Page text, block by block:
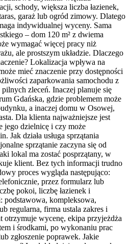
schody, większa liczba łazienek,
garaż lub ogród zimowy. Dlatego
indywidualnej wyceny. Sama
– dom 120 m² z dwiema
wymagać więcej pracy niż
ale prostszym układzie. Dlaczego
Lokalizacja wpływa na
mieć znaczenie przy dostępności
zaparkowania samochodu z
pilnych zleceń. Inaczej planuje się
Gdańska, gdzie problemem może
a inaczej domu w Osowej,
Dla klienta najważniejsze jest
jego dzielnicę i czy może
Jak działa usługa sprzątania
sprzątanie zaczyna się od
lokal ma zostać posprzątany, w
klient. Bez tych informacji trudno
proces wygląda następująco:
przez formularz lub
pokoi, liczbę łazienek i
podstawowa, kompleksowa,
regularna, firma ustala zakres i
otrzymuje wycenę, ekipa przyjeżdża
i środkami, po wykonaniu prac
zgłoszenie poprawek. Jakie